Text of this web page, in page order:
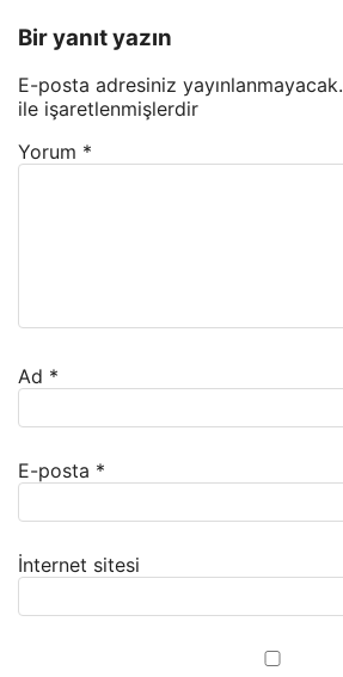
Bir yanıt yazın
E-posta adresiniz yayınlanmayacak.
ile işaretlenmişlerdir
Yorum *
Ad *
E-posta *
İnternet sitesi